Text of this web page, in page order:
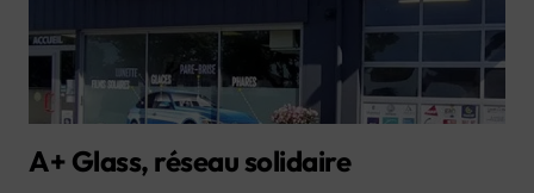
A+ Glass, réseau solidaire